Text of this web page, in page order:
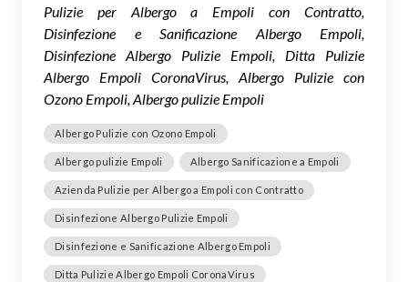
Pulizie per Albergo a Empoli con Contratto,
Disinfezione e Sanificazione Albergo Empoli,
Disinfezione Albergo Pulizie Empoli, Ditta Pulizie
Albergo Empoli CoronaVirus, Albergo Pulizie con
Ozono Empoli, Albergo pulizie Empoli
Albergo Pulizie con Ozono Empoli
Albergo pulizie Empoli Albergo Sanificazione a Empoli
Azienda Pulizie per Albergo a Empoli con Contratto
Disinfezione Albergo Pulizie Empoli
Disinfezione e Sanificazione Albergo Empoli
Ditta Pulizie Albergo Empoli CoronaVirus